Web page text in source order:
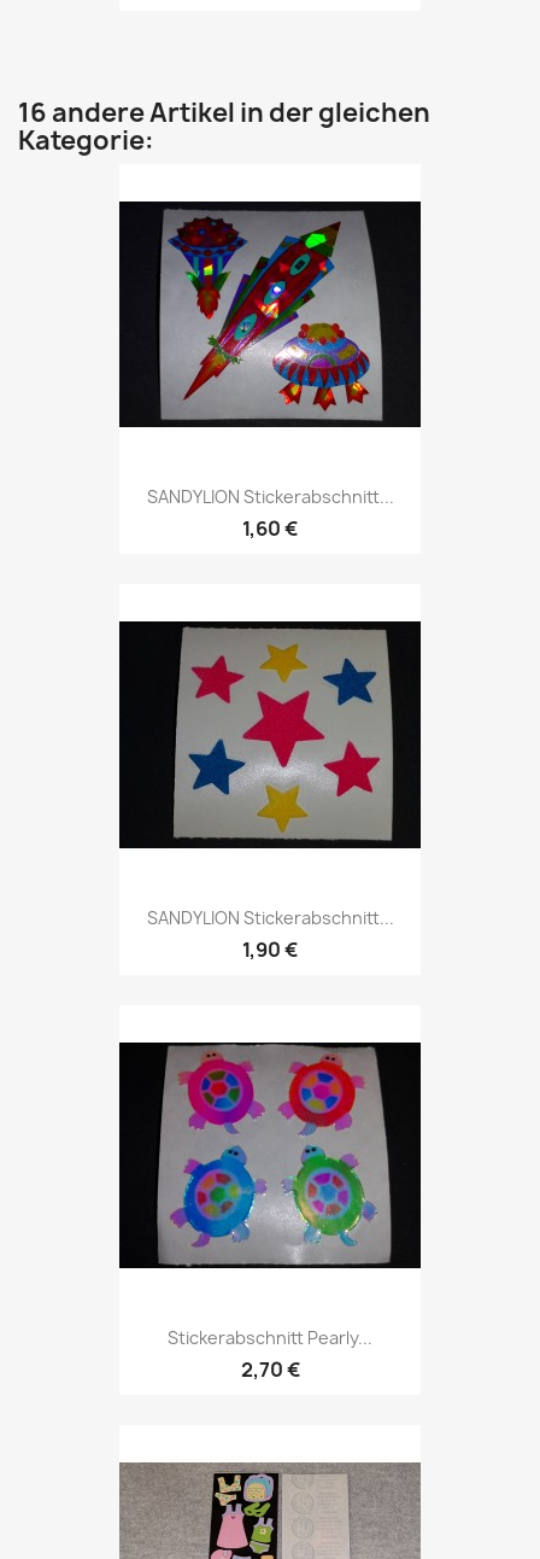
16 andere Artikel in der gleichen
Kategorie:
SANDYLION Stickerabschnitt...
1,60 €
SANDYLION Stickerabschnitt...
1,90 €
Stickerabschnitt Pearly...
2,70 €